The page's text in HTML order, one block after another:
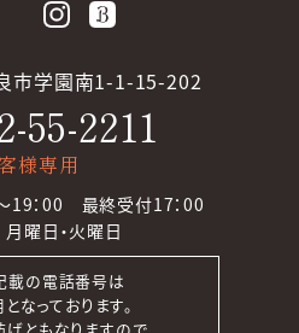
市学園南1-1-15-202
55-2211
様専用
19：00 最終受付17：00
曜日・火曜日
載の電話番号は
なっております。